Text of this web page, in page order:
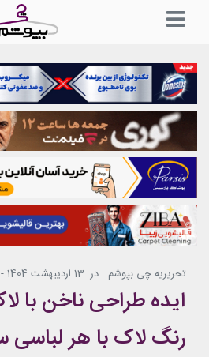
تحریریه چی بپوشم در 13 اردیبهشت 1404 - 17:07
ایده طراحی ناخن با
رنگ لاک با هر